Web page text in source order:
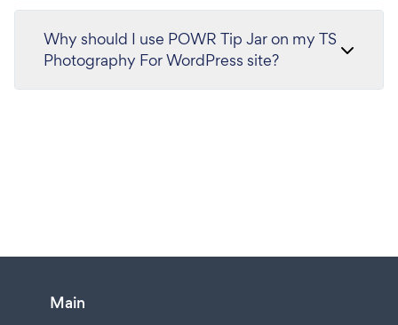
Why should I use POWR Tip Jar on my TS
Photography For WordPress site?
Main